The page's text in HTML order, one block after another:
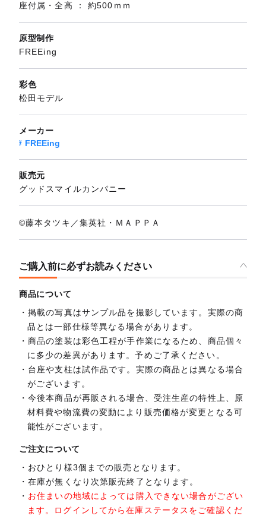
座付属・全高 ： 約500ｍｍ
原型制作
FREEing
彩色
松田モデル
メーカー
FREEing
販売元
グッドスマイルカンパニー
©藤本タツキ／集英社・ＭＡＰＰＡ
ご購入前に必ずお読みください
商品について
掲載の写真はサンプル品を撮影しています。実際の商
品とは一部仕様等異なる場合があります。
商品の塗装は彩色工程が手作業になるため、商品個々
に多少の差異があります。予めご了承ください。
台座や支柱は試作品です。実際の商品とは異なる場合
がございます。
今後本商品が再販される場合、受注生産の特性上、原
材料費や物流費の変動により販売価格が変更となる可
能性がございます。
ご注文について
おひとり様3個までの販売となります。
在庫が無くなり次第販売終了となります。
お住まいの地域によっては購入できない場合がござい
ます。ログインしてから在庫ステータスをご確認くだ